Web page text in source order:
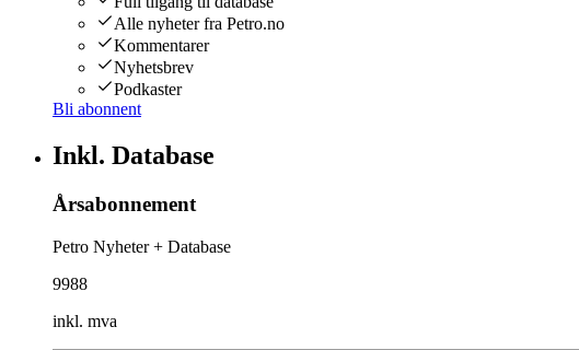
Alle nyheter fra Petro.no
Kommentarer
Nyhetsbrev
Podkaster
Bli abonnent
Inkl. Database
Årsabonnement
Petro Nyheter + Database
9988
inkl. mva